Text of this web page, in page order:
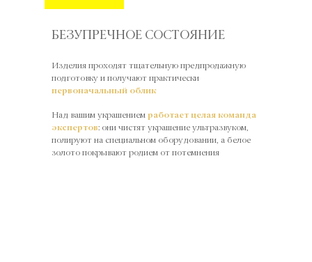
БЕЗУПРЕЧНОЕ СОСТОЯНИЕ
Изделия проходят тщательную предпродажную
подготовку и получают практически
первоначальный облик
Над вашим украшением работает целая команда
экспертов: они чистят украшение ультразвуком,
полируют на специальном оборудовании, а белое
золото покрывают родием от потемнения